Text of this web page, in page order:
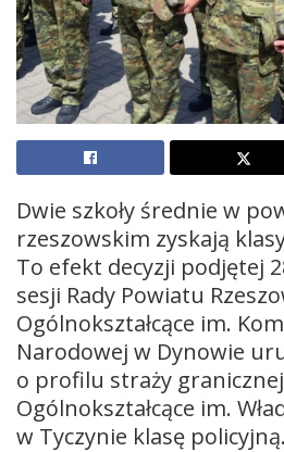
Dwie szkoły średnie w
rzeszowskim zyskają
To efekt decyzji podjętej
sesji Rady Powiatu
Ogólnokształcące im.
Narodowej w Dynowie
o profilu straży
Ogólnokształcące im.
w Tyczynie klasę policyjną.